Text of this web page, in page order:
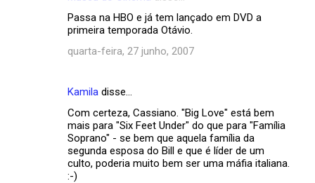
Passa na HBO e já tem lançado em DVD a
primeira temporada Otávio.
quarta-feira, 27 junho, 2007
Kamila disse…
Com certeza, Cassiano. "Big Love" está bem
mais para "Six Feet Under" do que para "Família
Soprano" - se bem que aquela família da
segunda esposa do Bill e que é líder de um
culto, poderia muito bem ser uma máfia italiana.
:-)